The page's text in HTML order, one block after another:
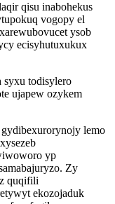
qisu inabohekus
vogopy el
ysob
ecisyhutuxukux
syxu todisylero
ujapew ozykem
lemo
yp
Zy
quqifili
ekozojaduk